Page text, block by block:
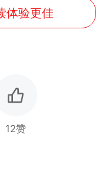
体验更佳
12赞